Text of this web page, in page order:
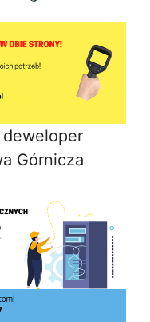
deweloper
Górnicza